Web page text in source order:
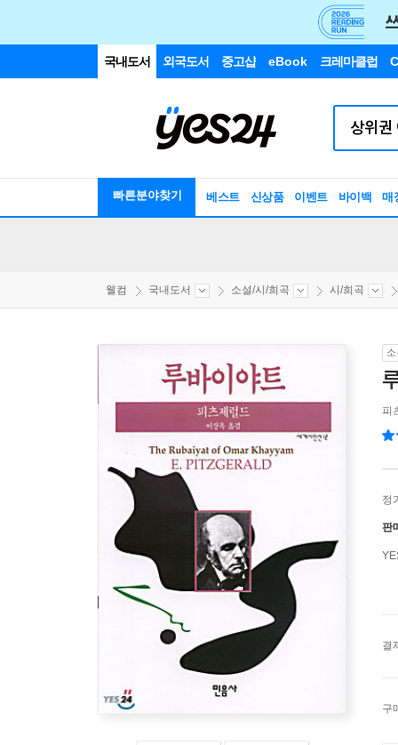
국내도서 외국도서 중고샵 eBook 크레마클럽
빠른분야찾기 베스트 신상품 이벤트 바이백 매
웰컴 국내도서 소설/시/희곡 시/희곡
피
정
판
결
구